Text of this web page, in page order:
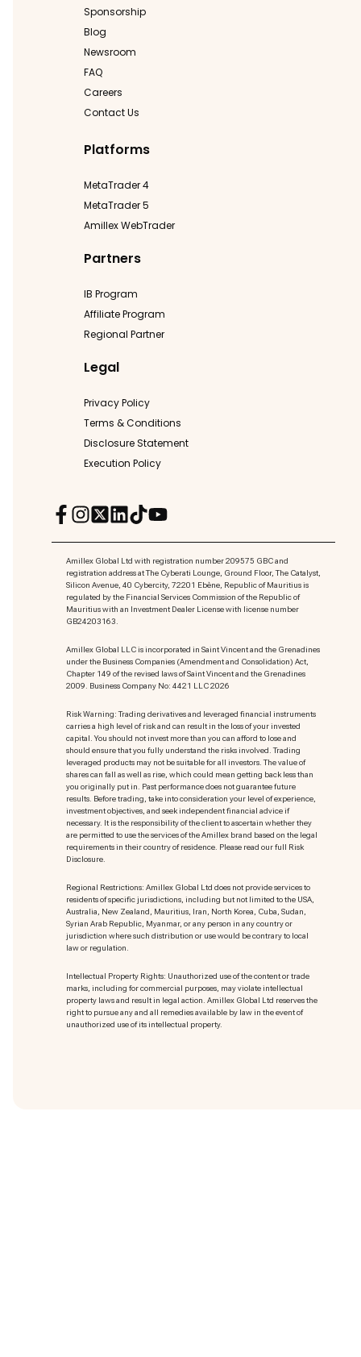
Sponsorship
Blog
Newsroom
FAQ
Careers
Contact Us
Platforms
MetaTrader 4
MetaTrader 5
Amillex WebTrader
Partners
IB Program
Affiliate Program
Regional Partner
Legal
Privacy Policy
Terms & Conditions
Disclosure Statement
Execution Policy
Amillex Global Ltd with registration number 209575 GBC and
registration address at The Cyberati Lounge, Ground Floor, The Catalyst,
Silicon Avenue, 40 Cybercity, 72201 Ebène, Republic of Mauritius is
regulated by the Financial Services Commission of the Republic of
Mauritius with an Investment Dealer License with license number
GB24203163.
Amillex Global LLC is incorporated in Saint Vincent and the Grenadines
under the Business Companies (Amendment and Consolidation) Act,
Chapter 149 of the revised laws of Saint Vincent and the Grenadines
2009. Business Company No: 4421 LLC 2026
Risk Warning: Trading derivatives and leveraged financial instruments
carries a high level of risk and can result in the loss of your invested
capital. You should not invest more than you can afford to lose and
should ensure that you fully understand the risks involved. Trading
leveraged products may not be suitable for all investors. The value of
shares can fall as well as rise, which could mean getting back less than
you originally put in. Past performance does not guarantee future
results. Before trading, take into consideration your level of experience,
investment objectives, and seek independent financial advice if
necessary. It is the responsibility of the client to ascertain whether they
are permitted to use the services of the Amillex brand based on the legal
requirements in their country of residence. Please read our full Risk
Disclosure.
Regional Restrictions: Amillex Global Ltd does not provide services to
residents of specific jurisdictions, including but not limited to the USA,
Australia, New Zealand, Mauritius, Iran, North Korea, Cuba, Sudan,
Syrian Arab Republic, Myanmar, or any person in any country or
jurisdiction where such distribution or use would be contrary to local
law or regulation.
Intellectual Property Rights: Unauthorized use of the content or trade
marks, including for commercial purposes, may violate intellectual
property laws and result in legal action. Amillex Global Ltd reserves the
right to pursue any and all remedies available by law in the event of
unauthorized use of its intellectual property.